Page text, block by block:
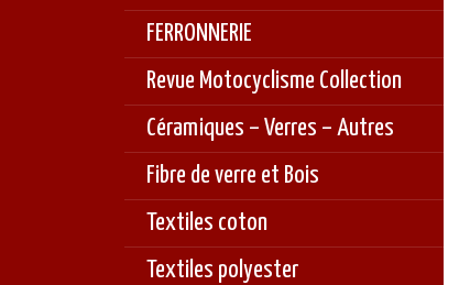
FERRONNERIE
Revue Motocyclisme Collection
Céramiques – Verres – Autres
Fibre de verre et Bois
Textiles coton
Textiles polyester